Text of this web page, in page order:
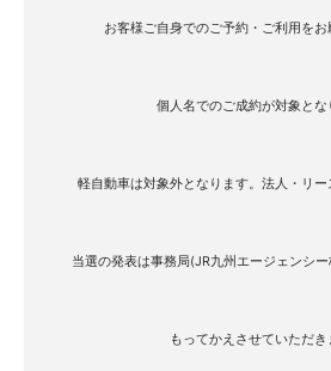
お客様ご自身でのご予約・ご利用をお
個人名でのご成約が対象とな
軽自動車は対象外となります。法人・リー
当選の発表は事務局(JR九州エージェンシ
もってかえさせていただき